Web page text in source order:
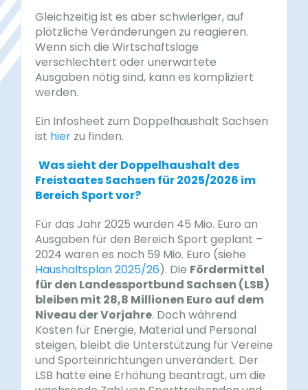
Gleichzeitig ist es aber schwieriger, auf
plötzliche Veränderungen zu reagieren.
Wenn sich die Wirtschaftslage
verschlechtert oder unerwartete
Ausgaben nötig sind, kann es kompliziert
werden.
Ein Infosheet zum Doppelhaushalt Sachsen
ist hier zu finden.
Was sieht der Doppelhaushalt des
Freistaates Sachsen für 2025/2026 im
Bereich Sport vor?
Für das Jahr 2025 wurden 45 Mio. Euro an
Ausgaben für den Bereich Sport geplant –
2024 waren es noch 59 Mio. Euro (siehe
Haushaltsplan 2025/26). Die Fördermittel
für den Landessportbund Sachsen (LSB)
bleiben mit 28,8 Millionen Euro auf dem
Niveau der Vorjahre. Doch während
Kosten für Energie, Material und Personal
steigen, bleibt die Unterstützung für Vereine
und Sporteinrichtungen unverändert. Der
LSB hatte eine Erhöhung beantragt, um die